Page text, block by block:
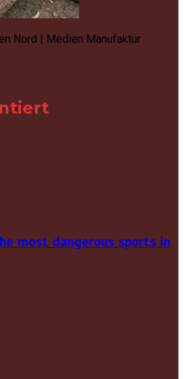
Nord | Medien Manufaktur
most dangerous sports in